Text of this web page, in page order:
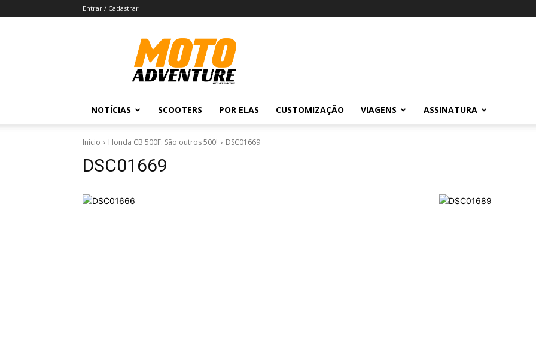
Entrar / Cadastrar
Revista
Moto
Adventure
NOTÍCIAS SCOOTERS POR ELAS CUSTOMIZAÇÃO VIAGENS ASSINATURA
Início Honda CB 500F: São outros 500! DSC01669
DSC01669